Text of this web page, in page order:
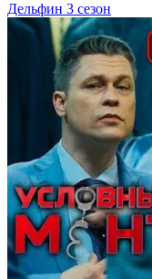
Дельфин 3 сезон